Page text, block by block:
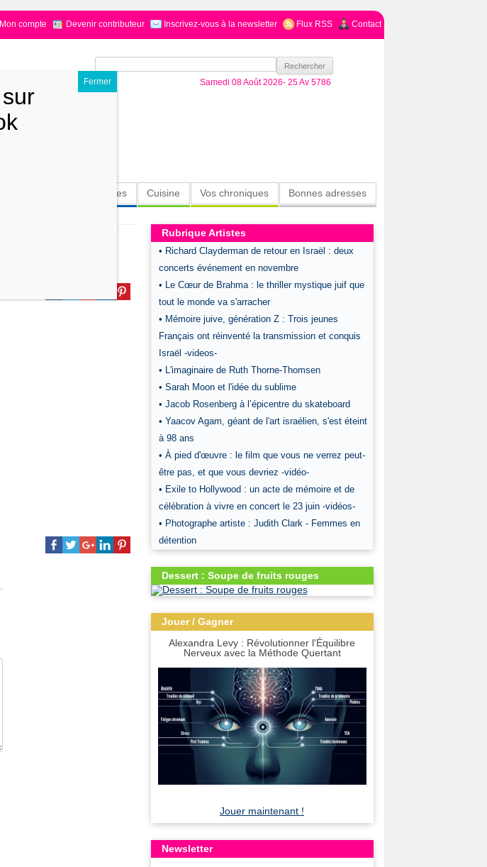
Mon compte Devenir contributeur Inscrivez-vous à la newsletter Flux RSS Contact
Rechercher :
Samedi 08 Août 2026- 25 Av 5786
Insolites Cuisine Vos chroniques Bonnes adresses
Rubrique Artistes
• Richard Clayderman de retour en Israël : deux
concerts événement en novembre
• Le Cœur de Brahma : le thriller mystique juif que
tout le monde va s'arracher
• Mémoire juive, génération Z : Trois jeunes
Français ont réinventé la transmission et conquis
Israël -videos-
• L'imaginaire de Ruth Thorne-Thomsen
• Sarah Moon et l'idée du sublime
• Jacob Rosenberg à l’épicentre du skateboard
• Yaacov Agam, géant de l'art israélien, s'est éteint
à 98 ans
• À pied d'œuvre : le film que vous ne verrez peut-
être pas, et que vous devriez -vidéo-
• Exile to Hollywood : un acte de mémoire et de
célébration à vivre en concert le 23 juin -vidéos-
• Photographe artiste : Judith Clark - Femmes en
détention
Dessert : Soupe de fruits rouges
Jouer / Gagner
Alexandra Levy : Révolutionner l'Équilibre
Nerveux avec la Méthode Quertant
Jouer maintenant !
Newsletter